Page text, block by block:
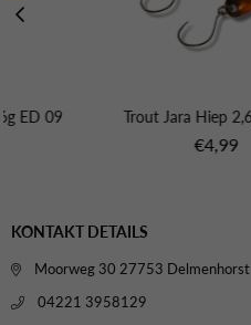
Trout Jara Hiep 2,6g ED 18
KONTAKT DETAILS
Moorweg 30 27753 Delmenhorst
04221 3958129